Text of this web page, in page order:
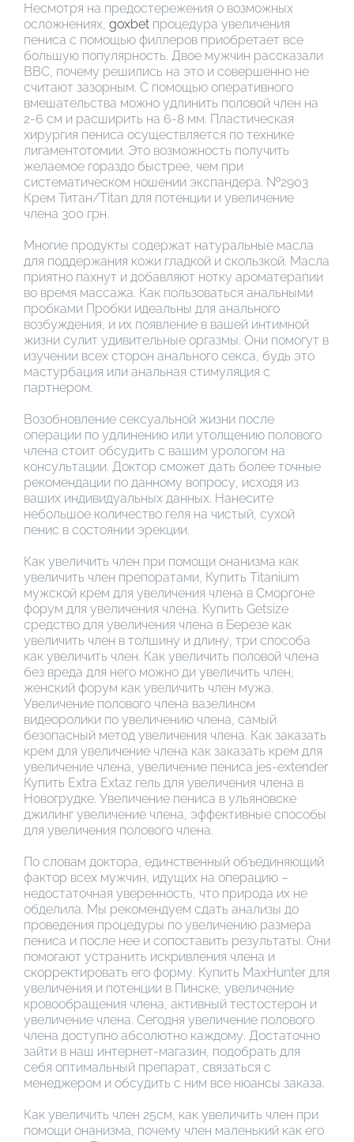
Несмотря на предостережения о возможных
осложнениях, goxbet процедура увеличения
пениса с помощью филлеров приобретает все
большую популярность. Двое мужчин рассказали
BBC, почему решились на это и совершенно не
считают зазорным. С помощью оперативного
вмешательства можно удлинить половой член на
2-6 см и расширить на 6-8 мм. Пластическая
хирургия пениса осуществляется по технике
лигаментотомии. Это возможность получить
желаемое гораздо быстрее, чем при
систематическом ношении экспандера. №2903
Крем Титан/Titan для потенции и увеличение
члена 300 грн.
Многие продукты содержат натуральные масла
для поддержания кожи гладкой и скользкой. Масла
приятно пахнут и добавляют нотку ароматерапии
во время массажа. Как пользоваться анальными
пробками Пробки идеальны для анального
возбуждения, и их появление в вашей интимной
жизни сулит удивительные оргазмы. Они помогут в
изучении всех сторон анального секса, будь это
мастурбация или анальная стимуляция с
партнером.
Возобновление сексуальной жизни после
операции по удлинению или утолщению полового
члена стоит обсудить с вашим урологом на
консультации. Доктор сможет дать более точные
рекомендации по данному вопросу, исходя из
ваших индивидуальных данных. Нанесите
небольшое количество геля на чистый, сухой
пенис в состоянии эрекции.
Как увеличить член при помощи онанизма как
увеличить член препоратами, Купить Titanium
мужской крем для увеличения члена в Сморгоне
форум для увеличения члена. Купить Getsize
средство для увеличения члена в Березе как
увеличить член в толшину и длину, три способа
как увеличить член. Как увеличить половой члена
без вреда для него можно ди увеличить член,
женский форум как увеличить член мужа.
Увеличение полового члена вазелином
видеоролики по увеличению члена, самый
безопасный метод увеличения члена. Как заказать
крем для увеличение члена как заказать крем для
увеличение члена, увеличение пениса jes-extender
Купить Extra Extaz гель для увеличения члена в
Новогрудке. Увеличение пениса в ульяновске
джилинг увеличение члена, эффективные способы
для увеличения полового члена.
По словам доктора, единственный объединяющий
фактор всех мужчин, идущих на операцию –
недостаточная уверенность, что природа их не
обделила. Мы рекомендуем сдать анализы до
проведения процедуры по увеличению размера
пениса и после нее и сопоставить результаты. Они
помогают устранить искривления члена и
скорректировать его форму. Купить MaxHunter для
увеличения и потенции в Пинске, увеличение
кровообращения члена, активный тестостерон и
увеличение члена. Сегодня увеличение полового
члена доступно абсолютно каждому. Достаточно
зайти в наш интернет-магазин, подобрать для
себя оптимальный препарат, связаться с
менеджером и обсудить с ним все нюансы заказа.
Как увеличить член 25см, как увеличить член при
помощи онанизма, почему член маленький как его